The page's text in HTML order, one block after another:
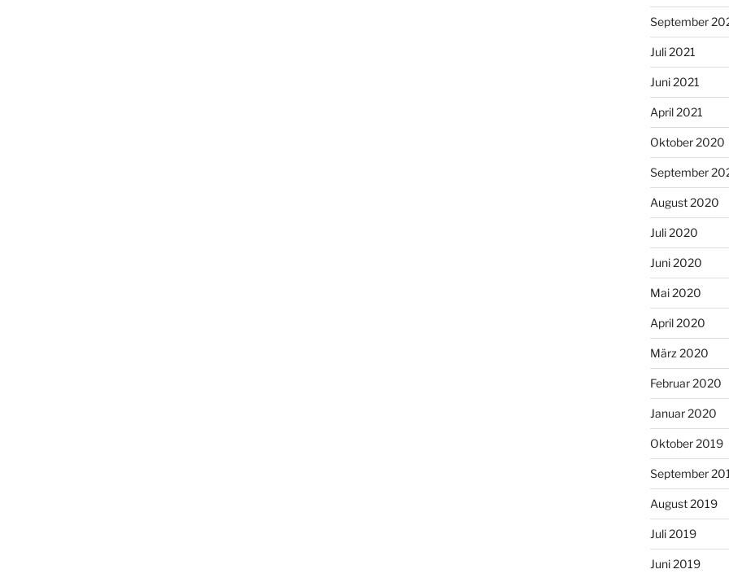
September
Juli 2021
Juni 2021
April 2021
Oktober 2020
September
August 2020
Juli 2020
Juni 2020
Mai 2020
April 2020
März 2020
Februar 2020
Januar 2020
Oktober 2019
September
August 2019
Juli 2019
Juni 2019